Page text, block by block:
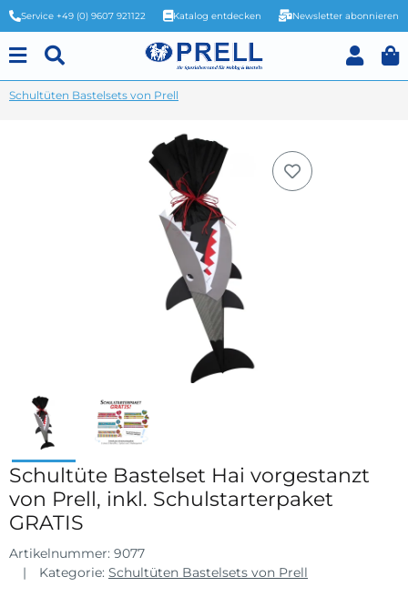
Service +49 (0) 9607 921122 Katalog entdecken Newsletter abonnieren
Schultüten Bastelsets von Prell
Schultüte Bastelset Hai vorgestanzt
von Prell, inkl. Schulstarterpaket
GRATIS
Artikelnummer: 9077
Kategorie: Schultüten Bastelsets von Prell